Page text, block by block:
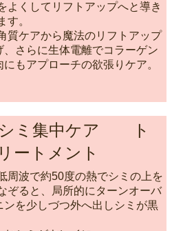
よくしてリフトアップへと導き
す。
質ケアから魔法のリフトアップ
さらに生体電離でコラーゲン
もアプローチの欲張りケア。
シミ集中ケア ト
リートメント
周波で約50度の熱でシミの上を
ぞると、局所的にターンオーバ
を少しづつ外へ出しシミが黒